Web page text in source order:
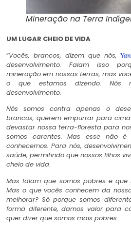
Mineração na Terra
UM LUGAR CHEIO DE VIDA
“Vocês, brancos, dizem que nós,
desenvolvimento. Falam isso
mineração em nossas terras, mas
o que estamos dizendo. Nós
desenvolvimento.
Nós somos contra apenas o
brancos, querem empurrar para
devastar nossa terra-floresta para
somos carentes. Mas esse não é
conhecemos. Para nós,
saúde, permitindo que nossos filhos
cheio de vida.
Mas falam que somos pobres e que
Mas o que vocês conhecem da
melhorar? Só porque somos
forma diferente, damos valor para
quer dizer que somos mais pobres.